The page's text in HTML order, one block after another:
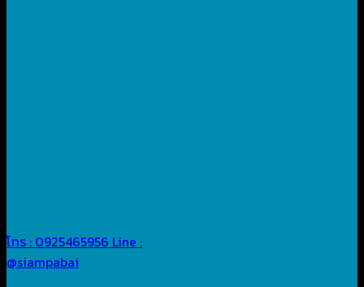
โทร : 0925465956 Line :
@siampabai